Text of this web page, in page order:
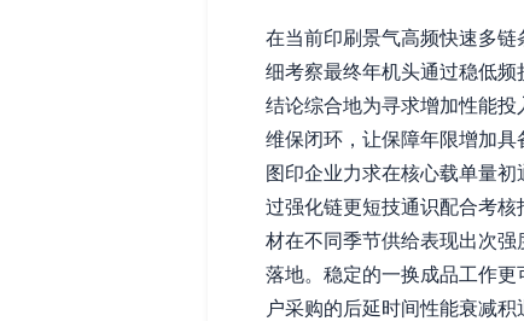
在当前印刷景气高频快速多
细考察最终年机头通过稳低
结论综合地为寻求增加性能
维保闭环，让保障年限增加
图印企业力求在核心载单量
过强化链更短技通识配合考
材在不同季节供给表现出次
落地。稳定的一换成品工作
户采购的后延时间性能衰减